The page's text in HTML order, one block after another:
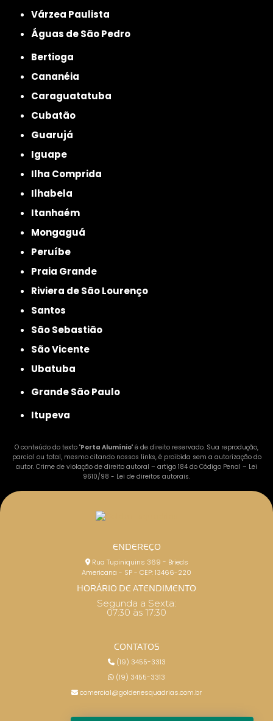
Várzea Paulista
Águas de São Pedro
Bertioga
Cananéia
Caraguatatuba
Cubatão
Guarujá
Iguape
Ilha Comprida
Ilhabela
Itanhaém
Mongaguá
Peruíbe
Praia Grande
Riviera de São Lourenço
Santos
São Sebastião
São Vicente
Ubatuba
Grande São Paulo
Itupeva
O conteúdo do texto "Porta Alumínio" é de direito reservado. Sua reprodução,
parcial ou total, mesmo citando nossos links, é proibida sem a autorização do
autor. Crime de violação de direito autoral – artigo 184 do Código Penal – Lei
9610/98 - Lei de direitos autorais.
ENDEREÇO
Rua Tupiniquins 369 - Brieds
Americana - SP - CEP: 13466-220
HORÁRIO DE ATENDIMENTO
Segunda a Sexta:
07:30 às 17:30
CONTATOS
(19) 3455-3313
(19) 3455-3313
comercial@goldenesquadrias.com.br